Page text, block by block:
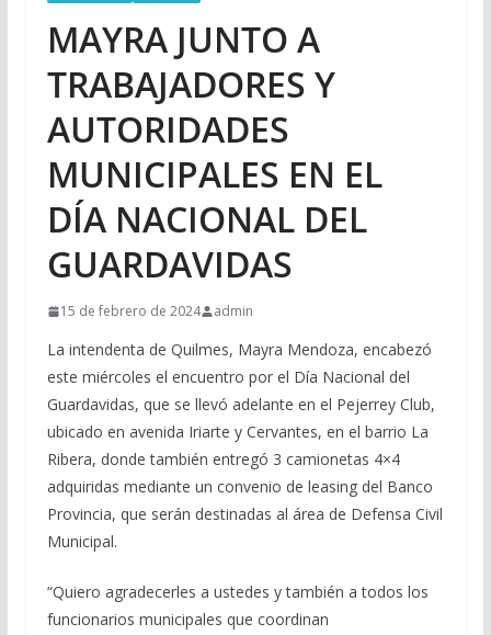
MAYRA JUNTO A
TRABAJADORES Y
AUTORIDADES
MUNICIPALES EN EL
DÍA NACIONAL DEL
GUARDAVIDAS
15 de febrero de 2024 admin
La intendenta de Quilmes, Mayra Mendoza, encabezó
este miércoles el encuentro por el Día Nacional del
Guardavidas, que se llevó adelante en el Pejerrey Club,
ubicado en avenida Iriarte y Cervantes, en el barrio La
Ribera, donde también entregó 3 camionetas 4×4
adquiridas mediante un convenio de leasing del Banco
Provincia, que serán destinadas al área de Defensa Civil
Municipal.
“Quiero agradecerles a ustedes y también a todos los
funcionarios municipales que coordinan